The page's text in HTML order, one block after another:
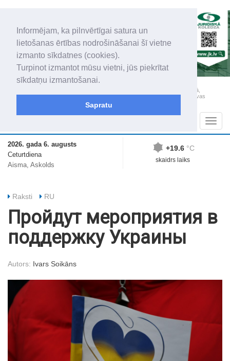
Informējam, ka pilnvērtīgai satura un
lietošanas ērtības nodrošināšanai šī vietne
izmanto sīkdatnes (cookies).
Turpinot izmantot mūsu vietni, jūs piekrītat
sīkdatņu izmantošanai.
Sapratu
„Latgales Laiks” iznāk latviešu un krievu valodās visā Dienvidlatgalē un Sēlijā,
„Latgales Laiks” latviešu valodā aptver Daugavpils valstspilsētu, Augšdaugavas
novadu un apkārtējos novadus un pilsētas.
2026. gada 6. augusts
Ceturtdiena
Aisma, Askolds
+19.6 °C
skaidrs laiks
Raksti RU
Пройдут мероприятия в
поддержку Украины
Autors: Ivars Soikāns